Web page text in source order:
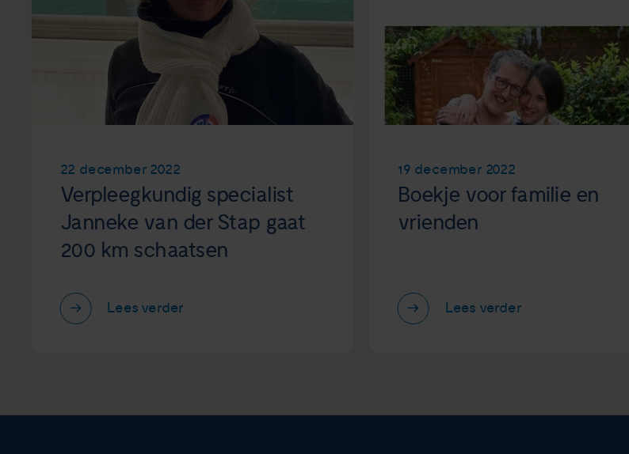
22 december 2022
Verpleegkundig specialist
Janneke van der Stap gaat
200 km schaatsen
Lees verder
19 december 2022
Boekje voor familie en
vrienden
Lees verder